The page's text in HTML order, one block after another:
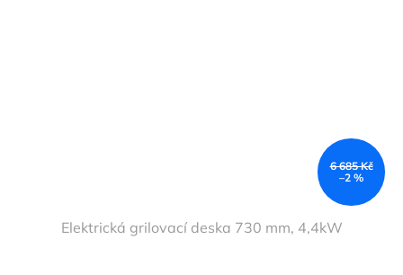
6 685 Kč
–2 %
Elektrická grilovací deska 730 mm, 4,4kW